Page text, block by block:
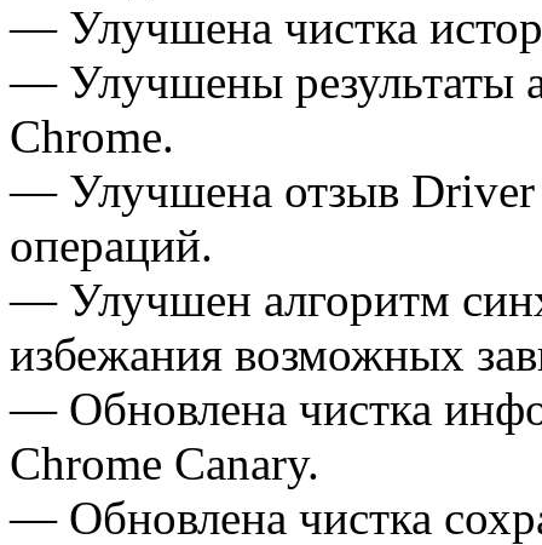
— Улучшена чистка
— Улучшены результаты
Chrome.
— Улучшена отзыв
операций.
— Улучшен алгоритм
избежания возможных
— Обновлена чистка
Chrome Canary.
— Обновлена чистка